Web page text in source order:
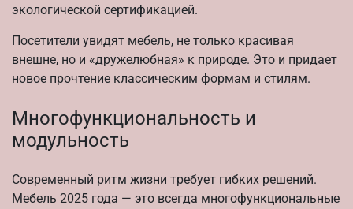
экологической сертификацией.
Посетители увидят мебель, не только красивая
внешне, но и «дружелюбная» к природе. Это и придает
новое прочтение классическим формам и стилям.
Многофункциональность и
модульность
Современный ритм жизни требует гибких решений.
Мебель 2025 года — это всегда многофункциональные